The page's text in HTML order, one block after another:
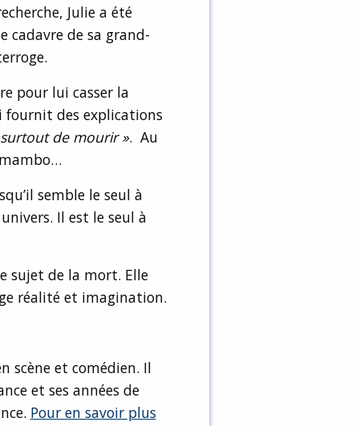
Julie a été
cadavre de sa grand-
pour lui casser la
des explications
de mourir ». Au
semble le seul à
Il est le seul à
sujet de la mort. Elle
réalité et imagination.
scène et comédien. Il
et ses années de
Pour en savoir plus